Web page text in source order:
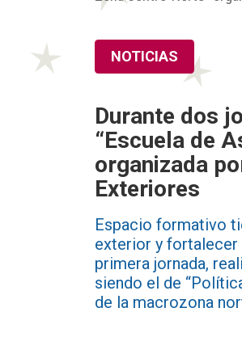
NOTICIAS
Durante dos
“Escuela de
organizada
Exteriores
Espacio formativo
exterior y fortalecer
primera jornada,
siendo el de
de la macrozona